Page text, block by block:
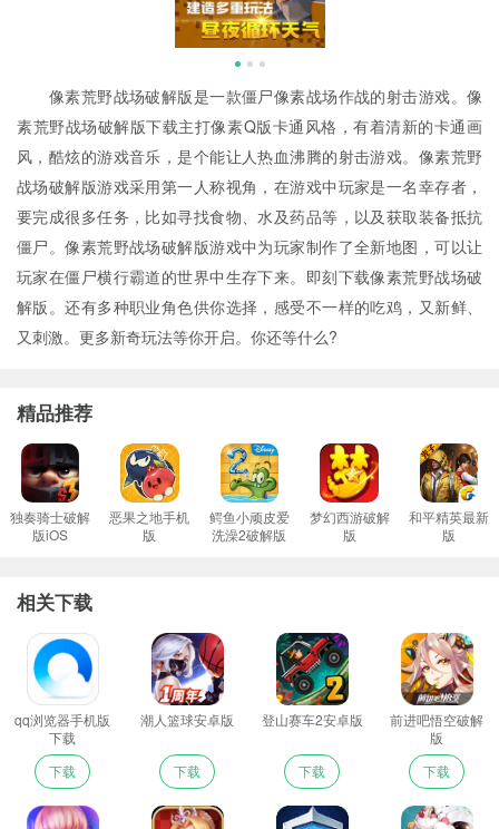
像素荒野战场破解版是一款僵尸像素战场作战的射击游戏。像
素荒野战场破解版下载主打像素Q版卡通风格，有着清新的卡通画
风，酷炫的游戏音乐，是个能让人热血沸腾的射击游戏。像素荒野
战场破解版游戏采用第一人称视角，在游戏中玩家是一名幸存者，
要完成很多任务，比如寻找食物、水及药品等，以及获取装备抵抗
僵尸。像素荒野战场破解版游戏中为玩家制作了全新地图，可以让
玩家在僵尸横行霸道的世界中生存下来。即刻下载像素荒野战场破
解版。还有多种职业角色供你选择，感受不一样的吃鸡，又新鲜、
又刺激。更多新奇玩法等你开启。你还等什么?
精品推荐
独奏骑士破解
版iOS
恶果之地手机
版
鳄鱼小顽皮爱
洗澡2破解版
梦幻西游破解
版
和平精英最新
版
相关下载
qq浏览器手机版
下载
下载
潮人篮球安卓版
下载
登山赛车2安卓版
下载
前进吧悟空破解
版
下载